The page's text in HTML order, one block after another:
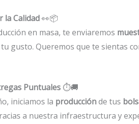
la Calidad👀📦
en masa, te enviaremos
gusto. Queremos que te sientas
Puntuales ⏱️🚚
iniciamos la producciónde tus
a nuestra infraestructura y